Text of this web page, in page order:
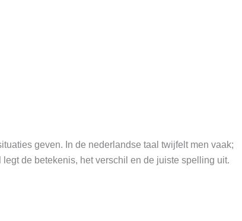
geven. In de nederlandse taal twijfelt men vaak;
de betekenis, het verschil en de juiste spelling uit.